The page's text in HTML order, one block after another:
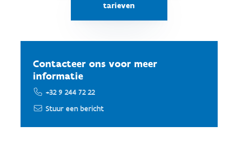
tarieven
Contacteer ons voor meer
informatie
+32 9 244 72 22
Stuur een bericht